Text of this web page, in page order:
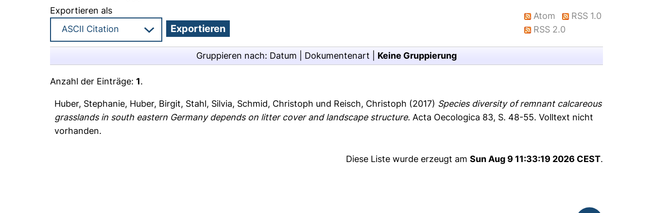
Exportieren als
Atom
RSS 1.0
RSS 2.0
Gruppieren nach: Datum Dokumentenart Keine Gruppierung
Anzahl der Einträge:1.
Huber, Stephanie, Huber, Birgit, Stahl, Silvia, Schmid, Christoph und Reisch, Christoph (2017) Species diversity of remnant calcareous
grasslands in south eastern Germany depends on litter cover and landscape structure. Acta Oecologica 83, S. 48-55.Volltext nicht
vorhanden.
Diese Liste wurde erzeugt am Sun Aug 9 11:33:19 2026 CEST.